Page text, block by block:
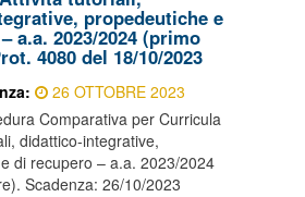
propedeutiche e
a.a. 2023/2024 (primo
4080 del 18/10/2023
26 OTTOBRE 2023
Comparativa per Curricula
didattico-integrative,
di recupero – a.a. 2023/2024
Scadenza: 26/10/2023